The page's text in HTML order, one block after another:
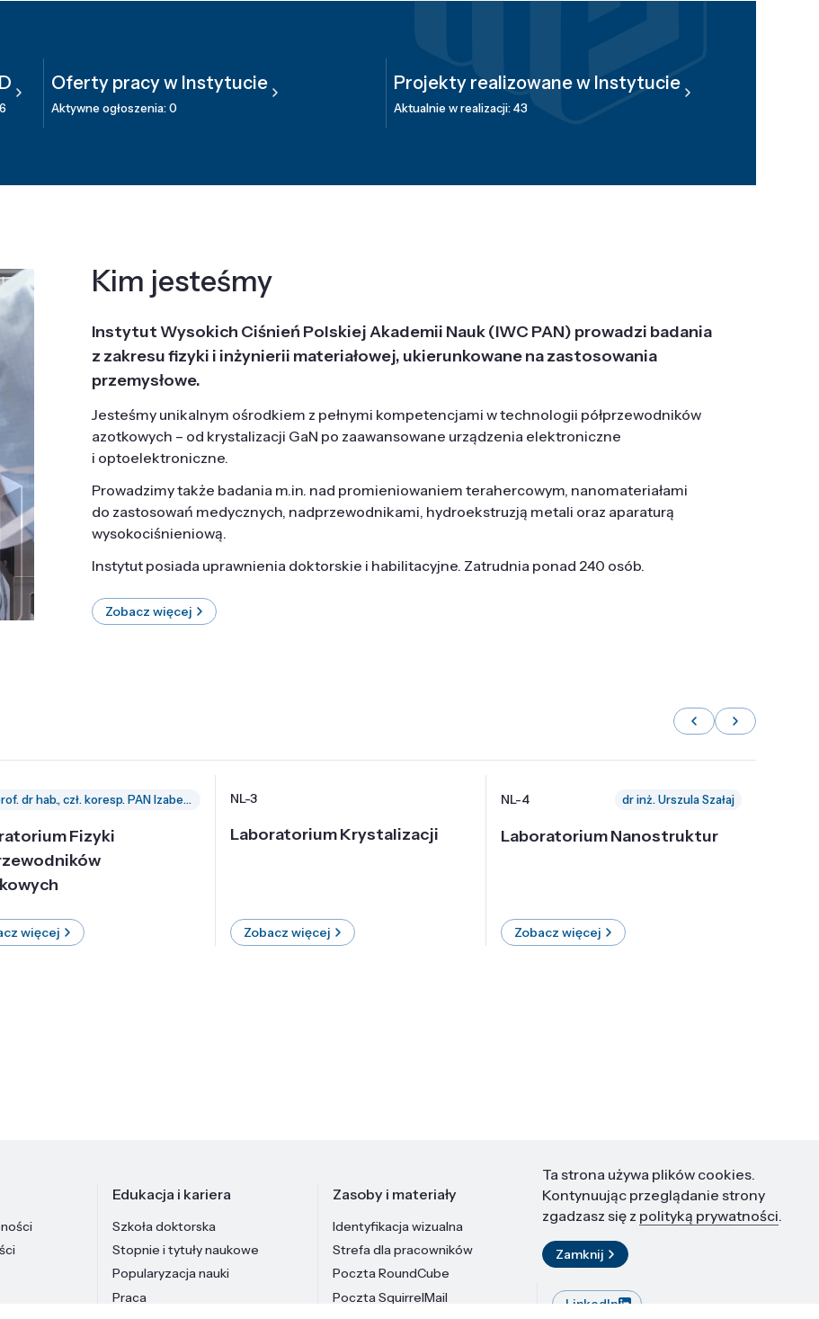
Oferty pracy w Instytucie
Aktywne ogłoszenia: 0
Projekty realizowane w Instytucie
Aktualnie w realizacji: 43
Kim jesteśmy
Instytut Wysokich Ciśnień Polskiej Akademii Nauk (IWC PAN) prowadzi badania
z zakresu fizyki i inżynierii materiałowej, ukierunkowane na zastosowania
przemysłowe.
Jesteśmy unikalnym ośrodkiem z pełnymi kompetencjami w technologii półprzewodników
azotkowych – od krystalizacji GaN po zaawansowane urządzenia elektroniczne
i optoelektroniczne.
Prowadzimy także badania m.in. nad promieniowaniem terahercowym, nanomateriałami
do zastosowań medycznych, nadprzewodnikami, hydroekstruzją metali oraz aparaturą
wysokociśnieniową.
Instytut posiada uprawnienia doktorskie i habilitacyjne. Zatrudnia ponad 240 osób.
Zobacz więcej
prof. dr hab., czł. koresp. PAN Izabella Grzegory
Fizyki
więcej
NL-3
Laboratorium Krystalizacji
Zobacz więcej
NL-4 dr inż. Urszula Szałaj
Laboratorium Nanostruktur
Zobacz więcej
Edukacja i kariera
Szkoła doktorska
Stopnie i tytuły naukowe
Popularyzacja nauki
Praca
Zasoby i materiały
Identyfikacja wizualna
Strefa dla pracowników
Poczta RoundCube
Poczta SquirrelMail
Kontakt
Instytut Wysokich Ciśnień PAN
ul. Sokołowska 29/37
01-142 Warszawa
LinkedIn
Ta strona używa plików cookies.
Kontynuując przeglądanie strony
zgadzasz się z polityką prywatności.
Zamknij